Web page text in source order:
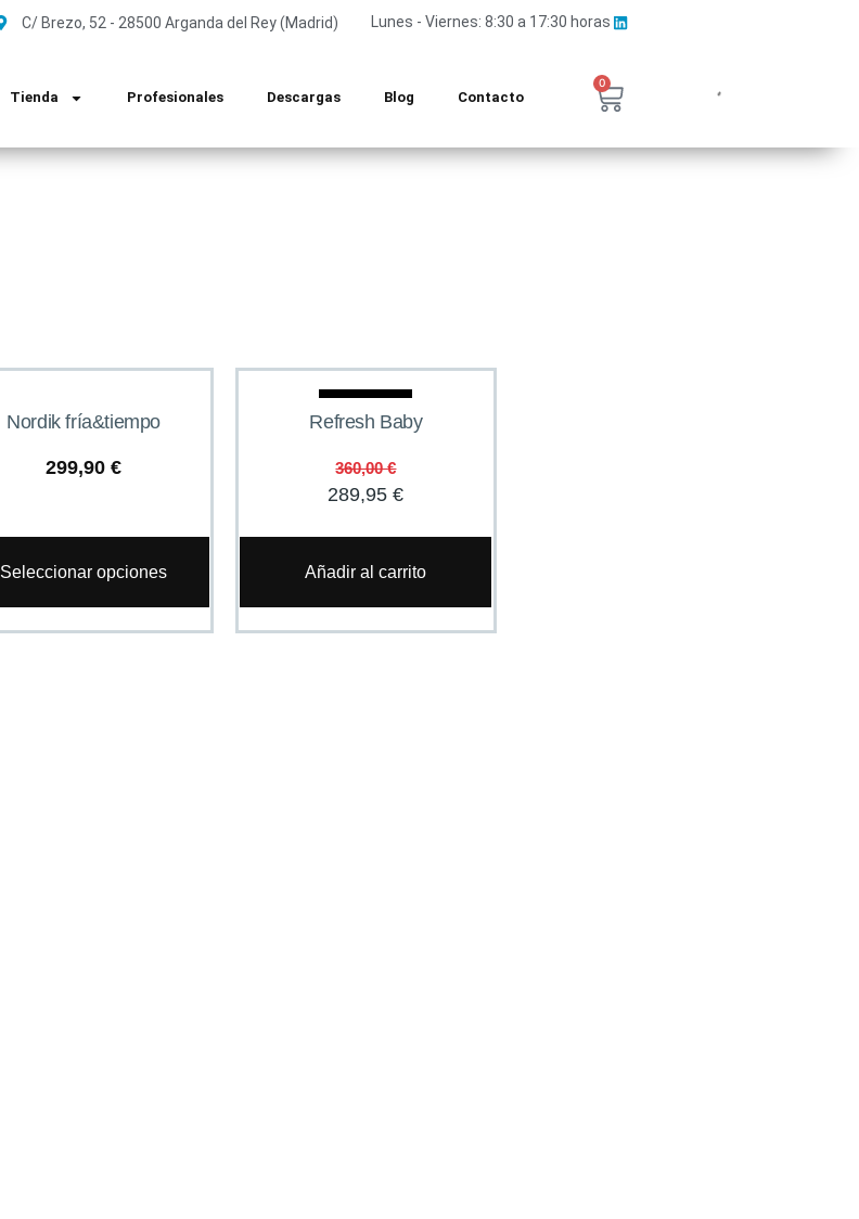
C/ Brezo, 52 - 28500 Arganda del Rey (Madrid) Lunes - Viernes: 8:30 a 17:30 horas
Tienda Profesionales Descargas Blog Contacto
0
Nordik fría&tiempo
299,90€
Seleccionar opciones
Refresh Baby
360,00€
289,95€
Añadir al carrito